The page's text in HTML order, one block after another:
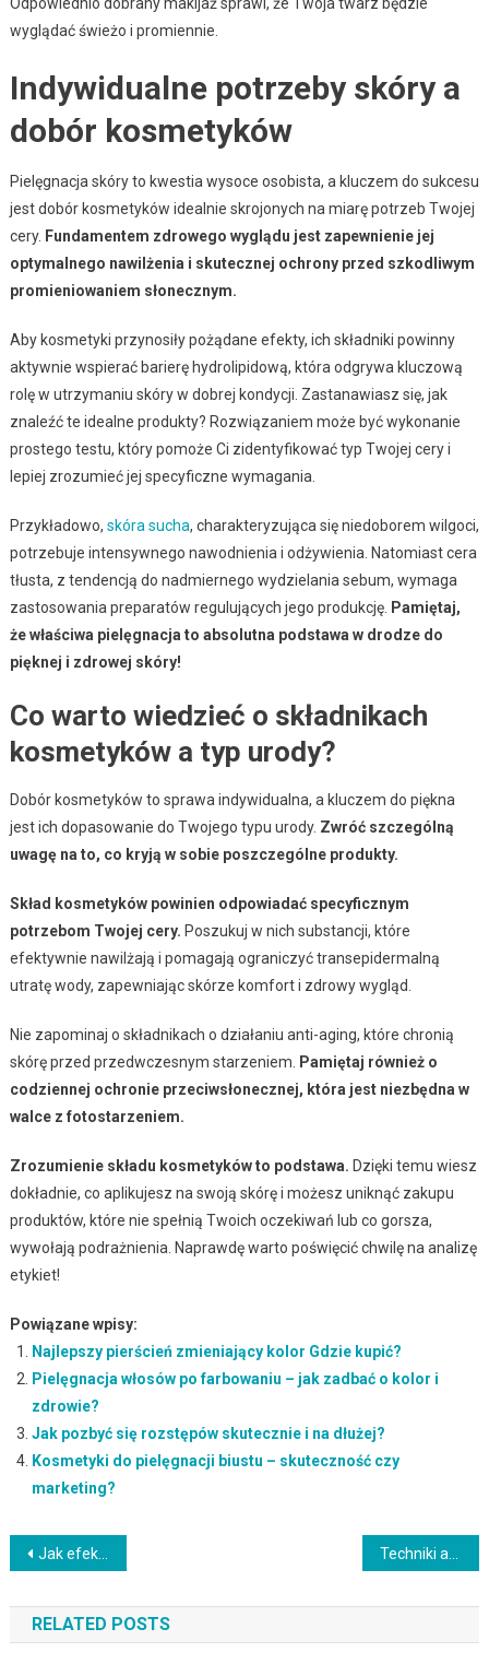
wyglądać świeżo i promiennie.
Indywidualne potrzeby skóry a
dobór kosmetyków
Pielęgnacja skóry to kwestia wysoce osobista, a kluczem do sukcesu
jest dobór kosmetyków idealnie skrojonych na miarę potrzeb Twojej
cery. Fundamentem zdrowego wyglądu jest zapewnienie jej
optymalnego nawilżenia i skutecznej ochrony przed szkodliwym
promieniowaniem słonecznym.
Aby kosmetyki przynosiły pożądane efekty, ich składniki powinny
aktywnie wspierać barierę hydrolipidową, która odgrywa kluczową
rolę w utrzymaniu skóry w dobrej kondycji. Zastanawiasz się, jak
znaleźć te idealne produkty? Rozwiązaniem może być wykonanie
prostego testu, który pomoże Ci zidentyfikować typ Twojej cery i
lepiej zrozumieć jej specyficzne wymagania.
Przykładowo, skóra sucha, charakteryzująca się niedoborem wilgoci,
potrzebuje intensywnego nawodnienia i odżywienia. Natomiast cera
tłusta, z tendencją do nadmiernego wydzielania sebum, wymaga
zastosowania preparatów regulujących jego produkcję. Pamiętaj,
że właściwa pielęgnacja to absolutna podstawa w drodze do
pięknej i zdrowej skóry!
Co warto wiedzieć o składnikach
kosmetyków a typ urody?
Dobór kosmetyków to sprawa indywidualna, a kluczem do piękna
jest ich dopasowanie do Twojego typu urody. Zwróć szczególną
uwagę na to, co kryją w sobie poszczególne produkty.
Skład kosmetyków powinien odpowiadać specyficznym
potrzebom Twojej cery. Poszukuj w nich substancji, które
efektywnie nawilżają i pomagają ograniczyć transepidermalną
utratę wody, zapewniając skórze komfort i zdrowy wygląd.
Nie zapominaj o składnikach o działaniu anti-aging, które chronią
skórę przed przedwczesnym starzeniem.
Pamiętaj również o
codziennej ochronie przeciwsłonecznej, która jest niezbędna w
walce z fotostarzeniem.
Zrozumienie składu kosmetyków to podstawa. Dzięki temu wiesz
dokładnie, co aplikujesz na swoją skórę i możesz uniknąć zakupu
produktów, które nie spełnią Twoich oczekiwań lub co gorsza,
wywołają podrażnienia. Naprawdę warto poświęcić chwilę na analizę
etykiet!
Powiązane wpisy:
Najlepszy pierścień zmieniający kolor Gdzie kupić?
Pielęgnacja włosów po farbowaniu – jak zadbać o kolor i
zdrowie?
Jak pozbyć się rozstępów skutecznie i na dłużej?
Kosmetyki do pielęgnacji biustu – skuteczność czy
marketing?
Nawigacja
wpisu
Jak efektywnie stosować serum do twarzy? Poradnik pielęgnacyjny
RELATED POSTS